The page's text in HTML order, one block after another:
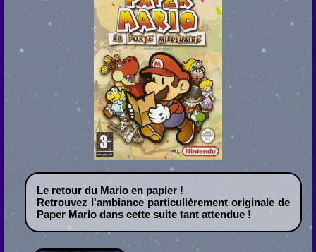
Le retour du Mario en papier !
Retrouvez l'ambiance particulièrement originale de
Paper Mario dans cette suite tant attendue !